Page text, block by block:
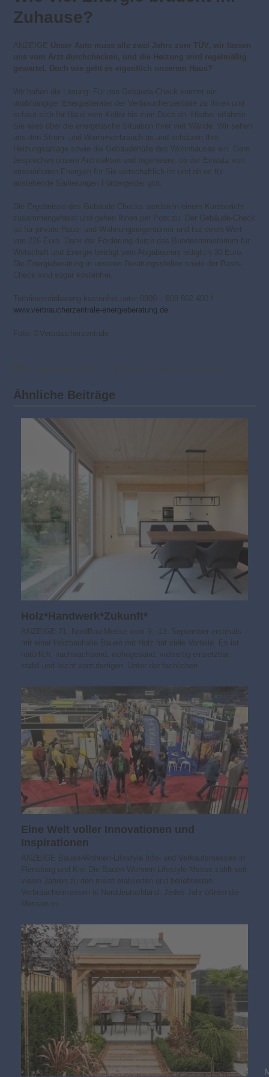
Zuhause?
ANZEIGE Unser Auto muss alle zwei Jahre zum TÜV, wir lassen
uns vom Arzt durchchecken, und die Heizung wird regelmäßig
gewartet. Doch wie geht es eigentlich unserem Haus?
Wir haben die Lösung: Für den Gebäude-Check kommt ein
unabhängiger Energieberater der Verbraucherzentrale zu Ihnen und
schaut sich Ihr Haus vom Keller bis zum Dach an. Hierbei erfahren
Sie alles über die energetische Situation Ihrer vier Wände. Wir sehen
uns den Strom- und Wärmeverbrauch an und schätzen Ihre
Heizungsanlage sowie die Gebäudehülle des Wohnhauses ein. Gern
besprechen unsere Architekten und Ingenieure, ob der Einsatz von
erneuerbaren Energien für Sie wirtschaftlich ist und ob es für
anstehende Sanierungen Fördergelder gibt.
Die Ergebnisse des Gebäude-Checks werden in einem Kurzbericht
zusammengefasst und gehen Ihnen per Post zu. Der Gebäude-Check
ist für private Haus- und Wohnungseigentümer und hat einen Wert
von 226 Euro. Dank der Förderung durch das Bundesministerium für
Wirtschaft und Energie beträgt sein Abgabepreis lediglich 30 Euro.
Die Energieberatung in unseren Beratungsstellen sowie der Basis-
Check sind sogar kostenfrei.
Terminvereinbarung kostenfrei unter 0800 – 809 802 400 I
www.verbraucherzentrale-energieberatung.de
Foto: ©Verbraucherzentrale
Ähnliche Beiträge
Holz*Handwerk*Zukunft*
ANZEIGE 71. NordBau-Messe vom 9.–13. September erstmals
mit einer Holzbauhalle Bauen mit Holz hat viele Vorteile. Es ist
natürlich, nachwachsend, wohngesund, vielseitig einsetzbar,
stabil und leicht vorzufertigen. Unter der fachlichen…
Eine Welt voller Innovationen und
Inspirationen
ANZEIGE Bauen-Wohnen-Lifestyle Info- und Verkaufsmessen in
Flensburg und Kiel Die Bauen-Wohnen-Lifestyle-Messe zählt seit
vielen Jahren zu den meist etablierten und beliebtesten
Verbrauchermessen in Norddeutschland. Jedes Jahr öffnen die
Messen in…